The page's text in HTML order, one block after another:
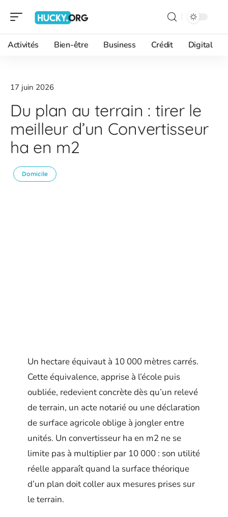
Activités Bien-être Business Crédit Digital
17 juin 2026
Du plan au terrain : tirer le
meilleur d’un Convertisseur
ha en m2
Domicile
Un hectare équivaut à 10 000 mètres carrés.
Cette équivalence, apprise à l’école puis
oubliée, redevient concrète dès qu’un relevé
de terrain, un acte notarié ou une déclaration
de surface agricole oblige à jongler entre
unités. Un convertisseur ha en m2 ne se
limite pas à multiplier par 10 000 : son utilité
réelle apparaît quand la surface théorique
d’un plan doit coller aux mesures prises sur
le terrain.